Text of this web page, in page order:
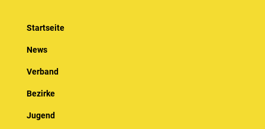
Startseite
News
Verband
Bezirke
Jugend